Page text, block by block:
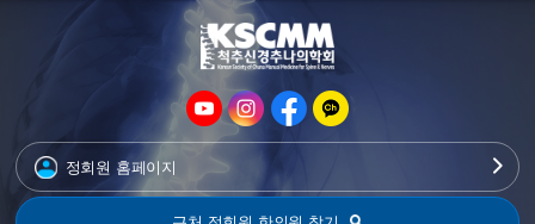
정회원 홈페이지